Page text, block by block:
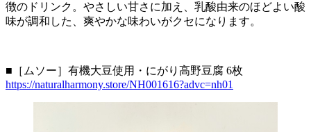
徴のドリンク。やさしい甘さに加え、乳酸由来のほどよい酸
味が調和した、爽やかな味わいがクセになります。
■［ムソー］有機大豆使用・にがり高野豆腐 6枚
https://naturalharmony.store/NH001616?advc=nh01